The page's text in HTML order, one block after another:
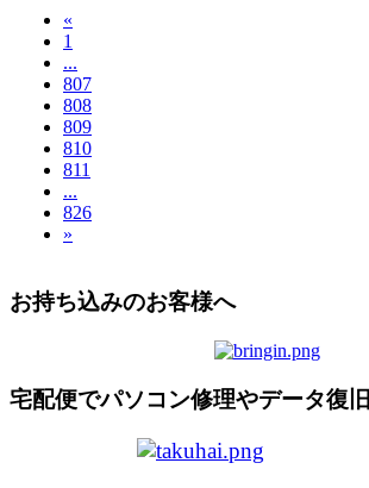
«
1
...
807
808
809
810
811
...
826
»
お持ち込みのお客様へ
宅配便でパソコン修理やデータ復旧